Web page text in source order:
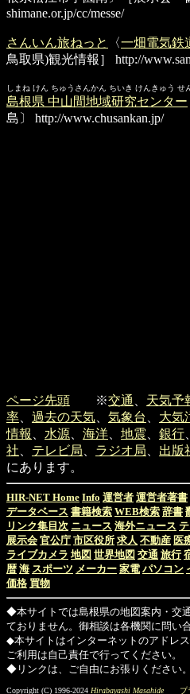
shimane.or.jp/cc/messe/
さんいん旅ねっと 〈一畑電気鉄
鳥取県)観光情報］
http://
しまね けん ちゅうさんかん ちいき けんきゅう せ
島根県 中山間地域研究センター
島〕
http://www.chusankan.jp/
ページ先頭 ※交通 天気予
率
過去の天気 気象台 大気
情報
水源 海洋 地震 銀行
社
テレビ局 ラジオ局 出版
にあります。
HIR-NET Home Info 運営者 運営者著書
データベース 書籍検索 WEB検索 辞書
リンク集目次 ニュース 海外ニュース
展示会 官公庁 市区役所 求人 不動産 医
ライブカメラ 地図 世界地図 交通 旅行
暦 海 スポーツ メーカー 家電 パソコン
価格 買物
◆本サイトでは島根県の地図案内・交
ておりません。御相談は各機関に問い
◆本サイトはインターネットのアドレ
ご利用は自己責任で行ってください。
◆リンクは、ご自由にお張りください。
Copyright (C) 1996-2024 Hirabayashi Masahide プ